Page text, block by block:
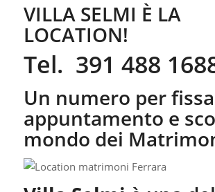
VILLA SELMI È LA
LOCATION!
Tel. 391 488
Un numero per
appuntamento e
mondo dei